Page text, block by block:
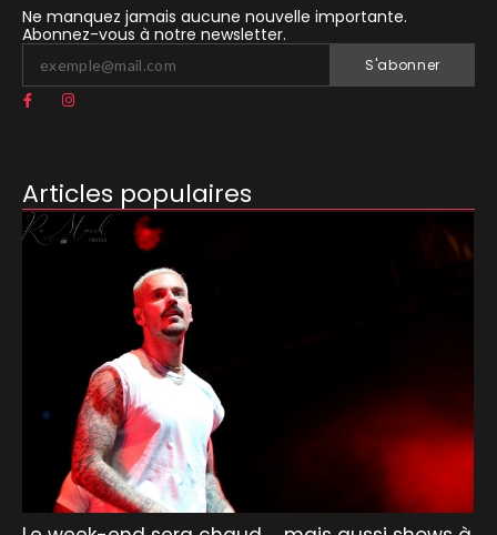
Ne manquez jamais aucune nouvelle importante.
Abonnez-vous à notre newsletter.
S'abonner
Articles populaires